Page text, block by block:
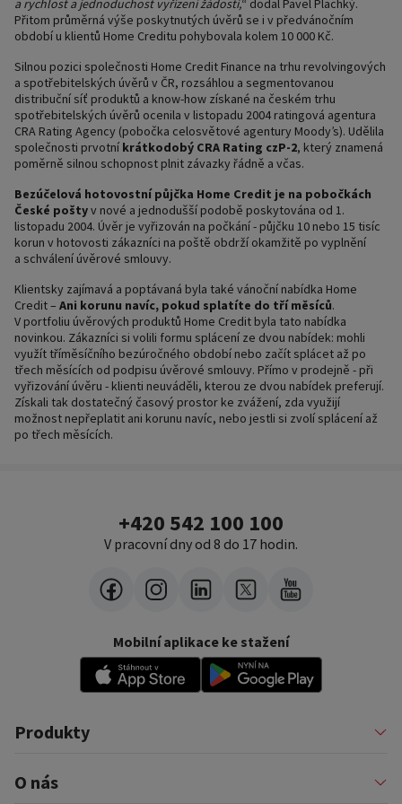
a rychlost a jednoduchost vyřízení žádosti,“ dodal Pavel Plachký.
Přitom průměrná výše poskytnutých úvěrů se i v předvánočním
období u klientů Home Creditu pohybovala kolem 10 000 Kč.
Silnou pozici společnosti Home Credit Finance na trhu revolvingových
a spotřebitelských úvěrů v ČR, rozsáhlou a segmentovanou
distribuční síť produktů a know-how získané na českém trhu
spotřebitelských úvěrů ocenila v listopadu 2004 ratingová agentura
CRA Rating Agency (pobočka celosvětové agentury Moody’s). Udělila
společnosti prvotní krátkodobý CRA Rating czP-2, který znamená
poměrně silnou schopnost plnit závazky řádně a včas.
Bezúčelová hotovostní půjčka Home Credit je na pobočkách
České poštyv nové a jednodušší podobě poskytována od 1.
listopadu 2004. Úvěr je vyřizován na počkání - půjčku 10 nebo 15 tisíc
korun v hotovosti zákazníci na poště obdrží okamžitě po vyplnění
a schválení úvěrové smlouvy.
Klientsky zajímavá a poptávaná byla také vánoční nabídka Home
Credit – Ani korunu navíc, pokud splatíte do tří měsíců.
V portfoliu úvěrových produktů Home Credit byla tato nabídka
novinkou. Zákazníci si volili formu splácení ze dvou nabídek: mohli
využít tříměsíčního bezúročného období nebo začít splácet až po
třech měsících od podpisu úvěrové smlouvy. Přímo v prodejně - při
vyřizování úvěru - klienti neuváděli, kterou ze dvou nabídek preferují.
Získali tak dostatečný časový prostor ke zvážení, zda využijí
možnost nepřeplatit ani korunu navíc, nebo jestli si zvolí splácení až
po třech měsících.
+420 542 100 100
V pracovní dny od 8 do 17 hodin.
Mobilní aplikace ke stažení
Produkty
Půjčky
Financování podnikatelů
O nás